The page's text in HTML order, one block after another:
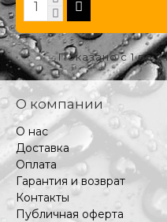
Показано с 1 по 2
О компании
О нас
Доставка
Оплата
Гарантия и возврат
Контакты
Публичная оферта